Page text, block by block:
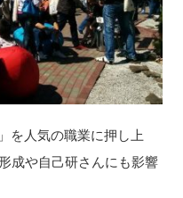
を人気の職業に押し上
成や自己研さんにも影響